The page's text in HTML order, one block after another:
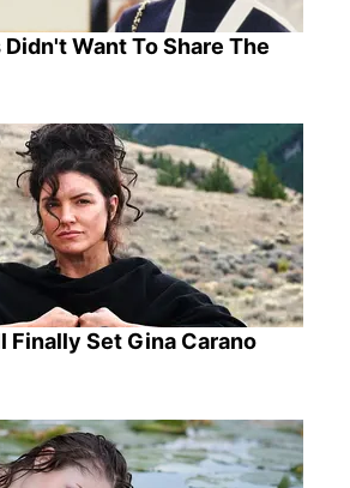
Want To Share The
Finally Set Gina Carano